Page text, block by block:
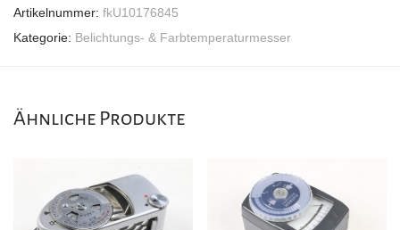
Artikelnummer: fkU10176845
Kategorie: Belichtungs- & Farbtemperaturmesser
Ähnliche Produkte